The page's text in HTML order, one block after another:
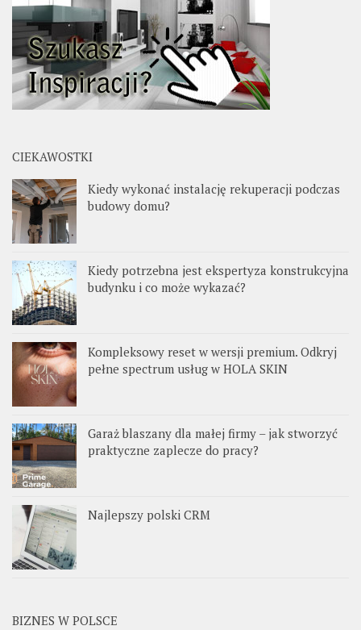
CIEKAWOSTKI
Kiedy wykonać instalację rekuperacji podczas
budowy domu?
Kiedy potrzebna jest ekspertyza konstrukcyjna
budynku i co może wykazać?
Kompleksowy reset w wersji premium. Odkryj
pełne spectrum usług w HOLA SKIN
Garaż blaszany dla małej firmy – jak stworzyć
praktyczne zaplecze do pracy?
Najlepszy polski CRM
BIZNES W POLSCE